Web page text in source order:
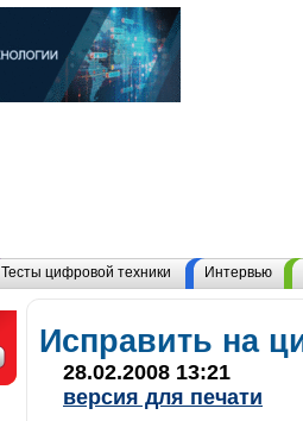
Тесты цифровой техники Интервью
Исправить на
28.02.2008 13:21
версия для печати